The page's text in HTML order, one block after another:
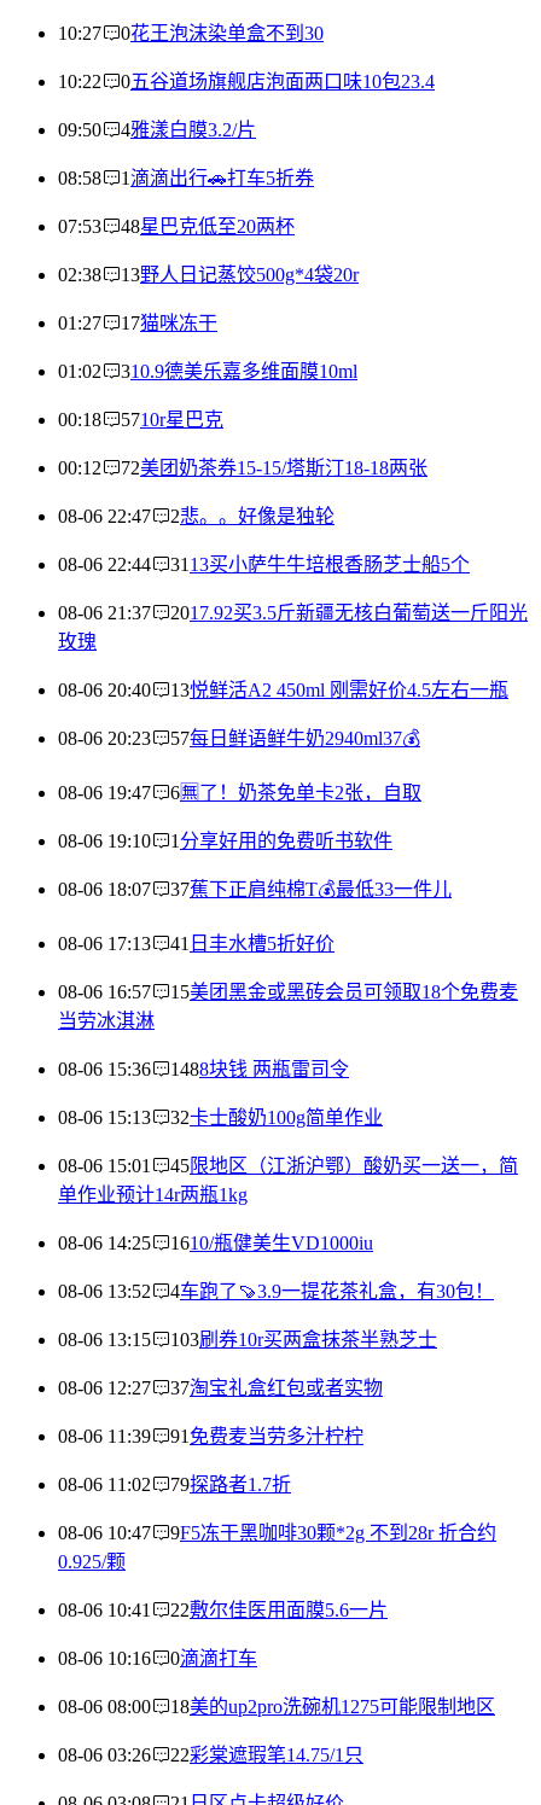
10:27 0花王泡沫染单盒不到30
10:22 0五谷道场旗舰店泡面两口味10包23.4
09:50 4雅漾白膜3.2/片
08:58 1滴滴出行🚗打车5折券
07:53 48星巴克低至20两杯
02:38 13野人日记蒸饺500g*4袋20r
01:27 17猫咪冻干
01:02 310.9德美乐嘉多维面膜10ml
00:18 5710r星巴克
00:12 72美团奶茶券15-15/塔斯汀18-18两张
08-06 22:47 2悲。。好像是独轮
08-06 22:44 31 13买小萨牛牛培根香肠芝士船5个
08-06 21:37 2017.92买3.5斤新疆无核白葡萄送一斤阳光
玫瑰
08-06 20:40 13悦鲜活A2 450ml 刚需好价4.5左右一瓶
08-06 20:23 57每日鲜语鲜牛奶2940ml37💰
08-06 19:47 6🈚️了！奶茶免单卡2张，自取
08-06 19:10 1 分享好用的免费听书软件
08-06 18:07 37蕉下正肩纯棉T💰最低33一件儿
08-06 17:13 41 日丰水槽5折好价
08-06 16:57 15美团黑金或黑砖会员可领取18个免费麦
当劳冰淇淋
08-06 15:36 1488块钱 两瓶雷司令
08-06 15:13 32卡士酸奶100g简单作业
08-06 15:01 45限地区（江浙沪鄂）酸奶买一送一，简
单作业预计14r两瓶1kg
08-06 14:25 1610/瓶健美生VD1000iu
08-06 13:52 4车跑了🍠3.9一提花茶礼盒，有30包！
08-06 13:15 103刷券10r买两盒抹茶半熟芝士
08-06 12:27 37淘宝礼盒红包或者实物
08-06 11:39 91 免费麦当劳多汁柠柠
08-06 11:02 79探路者1.7折
08-06 10:47 9F5冻干黑咖啡30颗*2g 不到28r 折合约
0.925/颗
08-06 10:41 22敷尔佳医用面膜5.6一片
08-06 10:16 0滴滴打车
08-06 08:00 18美的up2pro洗碗机1275可能限制地区
08-06 03:26 22彩棠遮瑕笔14.75/1只